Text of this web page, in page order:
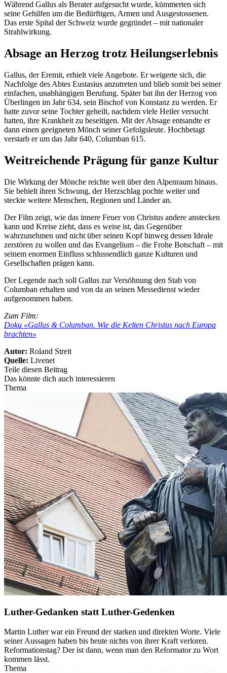
Während Gallus als Berater aufgesucht wurde, kümmerten sich
seine Gehilfen um die Bedürftigen, Armen und Ausgestossenen.
Das erste Spital der Schweiz wurde gegründet – mit nationaler
Strahlwirkung.
Absage an Herzog trotz Heilungserlebnis
Gallus, der Eremit, erhielt viele Angebote. Er weigerte sich, die
Nachfolge des Abtes Eustasius anzutreten und blieb somit bei seiner
einfachen, unabhängigen Berufung. Später bat ihn der Herzog von
Überlingen im Jahr 634, sein Bischof von Konstanz zu werden. Er
hatte zuvor seine Tochter geheilt, nachdem viele Heiler versucht
hatten, ihre Krankheit zu beseitigen. Mit der Absage entsandte er
dann einen geeigneten Mönch seiner Gefolgsleute. Hochbetagt
verstarb er um das Jahr 640, Columban 615.
Weitreichende Prägung für ganze Kultur
Die Wirkung der Mönche reichte weit über den Alpenraum hinaus.
Sie behielt ihren Schwung, der Herzschlag pochte weiter und
steckte weitere Menschen, Regionen und Länder an.
Der Film zeigt, wie das innere Feuer von Christus andere anstecken
kann und Kreise zieht, dass es weise ist, das Gegenüber
wahrzunehmen und nicht über seinen Kopf hinweg dessen Ideale
zerstören zu wollen und das Evangelium – die Frohe Botschaft – mit
seinem enormen Einfluss schlussendlich ganze Kulturen und
Gesellschaften prägen kann.
Der Legende nach soll Gallus zur Versöhnung den Stab von
Columban erhalten und von da an seinen Messedienst wieder
aufgenommen haben.
Zum Film:
Doku «Gallus & Columban. Wie die Kelten Christus nach Europa
brachten»
Autor: Roland Streit
Quelle: Livenet
Teile diesen Beitrag
Das könnte dich auch interessieren
Thema
Luther-Gedanken statt Luther-Gedenken
Martin Luther war ein Freund der starken und direkten Worte. Viele
seiner Aussagen haben bis heute nichts von ihrer Kraft verloren.
Reformationstag? Der ist dann, wenn man den Reformator zu Wort
kommen lässt.
Thema